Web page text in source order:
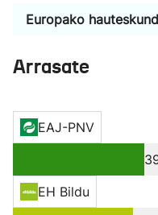
Europako
Arrasate
EAJ-PNV
EH Bildu